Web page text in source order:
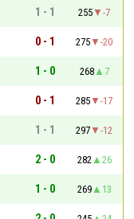
1 - 1 255
-7
0 - 1 275
-20
1 - 0 268
7
0 - 1 285
-17
1 - 1 297
-12
2 - 0 282
26
1 - 0 269
13